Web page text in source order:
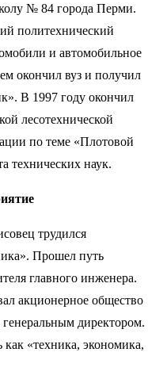
№ 84 города Перми.
политехнический
и автомобильное
окончил вуз и получил
В 1997 году окончил
лесотехнической
по теме «Плотовой
технических наук.
трудился
Прошел путь
главного инженера.
акционерное общество
генеральным директором.
«техника, экономика,